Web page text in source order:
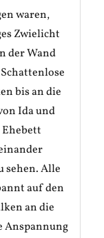
waren,
Zwielicht
der Wand
bis an die
Ida und
sehen. Alle
auf den
an die
Anspannung